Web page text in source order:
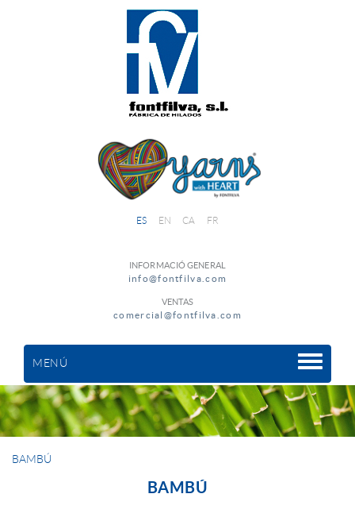
ES EN CA FR
INFORMACIÓ GENERAL
info@fontfilva.com
VENTAS
comercial@fontfilva.com
MENÚ
BAMBÚ
BAMBÚ